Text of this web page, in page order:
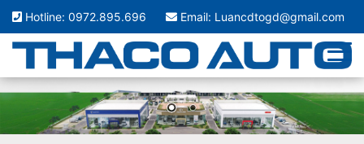
Hotline: 0972.895.696 Email: Luancdtogd@gmail.com